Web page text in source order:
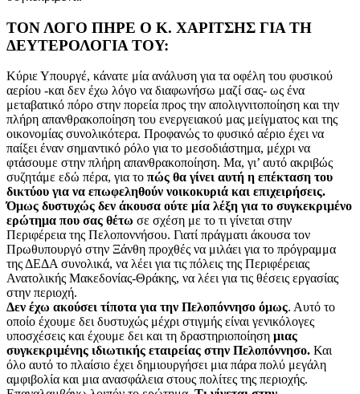
ΤΟΝ ΛΟΓΟ ΠΗΡΕ Ο Κ. ΧΑΡΙΤΣΗΣ ΓΙΑ ΤΗ
ΔΕΥΤΕΡΟΛΟΓΙΑ ΤΟΥ:
Κύριε Υπουργέ, κάνατε μία ανάλυση για τα οφέλη του φυσικού
αερίου -και δεν έχω λόγο να διαφωνήσω μαζί σας- ως ένα
μεταβατικό πόρο στην πορεία προς την απολιγνιτοποίηση και την
πλήρη απανθρακοποίηση του ενεργειακού μας μείγματος και της
οικονομίας συνολικότερα. Προφανώς το φυσικό αέριο έχει να
παίξει έναν σημαντικό ρόλο για το μεσοδιάστημα, μέχρι να
φτάσουμε στην πλήρη απανθρακοποίηση. Μα, γι’ αυτό ακριβώς
συζητάμε εδώ πέρα, για το πώς θα γίνει αυτή η επέκταση του
δικτύου για να επωφεληθούν νοικοκυριά και επιχειρήσεις.
Όμως δυστυχώς δεν άκουσα ούτε μία λέξη για το συγκεκριμένο
ερώτημα που σας θέτω σε σχέση με το τι γίνεται στην
Περιφέρεια της Πελοποννήσου. Γιατί πράγματι άκουσα τον
Πρωθυπουργό στην Ξάνθη προχθές να μιλάει για το πρόγραμμα
της ΔΕΔΑ συνολικά, να λέει για τις πόλεις της Περιφέρειας
Ανατολικής Μακεδονίας-Θράκης, να λέει για τις θέσεις εργασίας
στην περιοχή.
Δεν έχω ακούσει τίποτα για την Πελοπόννησο όμως. Αυτό το
οποίο έχουμε δει δυστυχώς μέχρι στιγμής είναι γενικόλογες
υποσχέσεις και έχουμε δει και τη δραστηριοποίηση μιας
συγκεκριμένης ιδιωτικής εταιρείας στην Πελοπόννησο. Και
όλο αυτό το πλαίσιο έχει δημιουργήσει μια πάρα πολύ μεγάλη
αμφιβολία και μια ανασφάλεια στους πολίτες της περιοχής.